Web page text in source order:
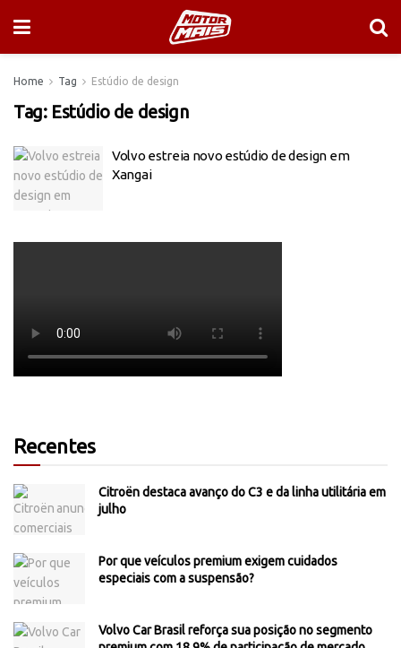
Home Tag Estúdio de design
Tag: Estúdio de design
Volvo estreia novo estúdio de design em
Xangai
Recentes
Citroën destaca avanço do C3 e da linha utilitária em
julho
Por que veículos premium exigem cuidados
especiais com a suspensão?
Volvo Car Brasil reforça sua posição no segmento